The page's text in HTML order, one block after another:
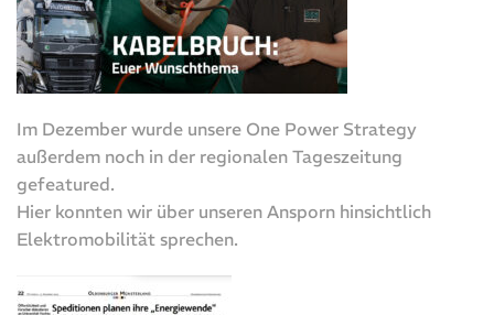
Im Dezember wurde unsere One Power Strategy
außerdem noch in der regionalen Tageszeitung
gefeatured.
Hier konnten wir über unseren Ansporn hinsichtlich
Elektromobilität sprechen.